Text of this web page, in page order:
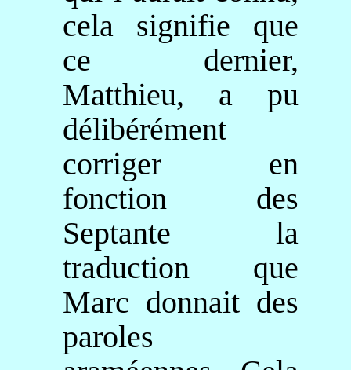
cela signifie que
ce dernier,
Matthieu, a pu
délibérément
corriger en
fonction des
Septante la
traduction que
Marc donnait des
paroles